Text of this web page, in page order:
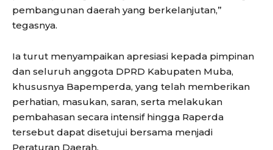
pembangunan daerah yang berkelanjutan,”
tegasnya.
Ia turut menyampaikan apresiasi kepada pimpinan
dan seluruh anggota DPRD Kabupaten Muba,
khususnya Bapemperda, yang telah memberikan
perhatian, masukan, saran, serta melakukan
pembahasan secara intensif hingga Raperda
tersebut dapat disetujui bersama menjadi
Peraturan Daerah.